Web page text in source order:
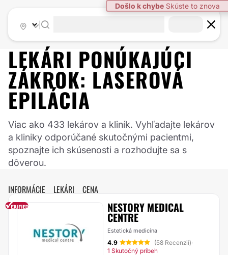
LEKÁRI PONÚKAJÚCI
ZÁKROK: LASEROVÁ
EPILÁCIA
Viac ako 433 lekárov a kliník. Vyhľadajte lekárov
a kliniky odporúčané skutočnými pacientmi,
spoznajte ich skúsenosti a rozhodujte sa s
dôverou.
INFORMÁCIE LEKÁRI CENA
NESTORY MEDICAL
CENTRE
Estetická medicína
4.9 (58 Recenzií)·
1 Skutočný príbeh